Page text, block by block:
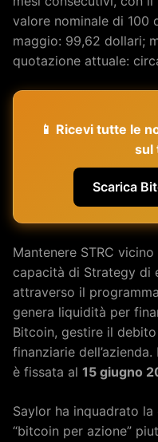
valore nominale di 100
maggio: 99,62 dollari;
quotazione attuale:
📱 Ricevi tutte le
sul
Scarica
Mantenere STRC
capacità di Strategy di
attraverso il
genera liquidità per
Bitcoin, gestire il
finanziarie
è fissata al 15 giugno
Saylor ha inquadrato
“bitcoin per azione”